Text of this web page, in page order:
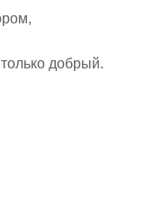
добрый.